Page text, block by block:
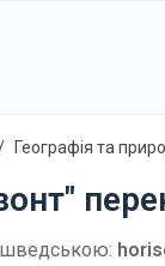
Географія та
шведською: